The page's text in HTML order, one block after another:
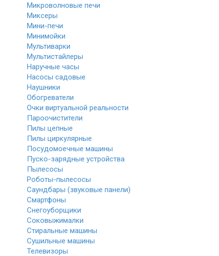
Микроволновые печи
Миксеры
Мини-печи
Минимойки
Мультиварки
Мультистайлеры
Наручные часы
Насосы садовые
Наушники
Обогреватели
Очки виртуальной реальности
Пароочистители
Пилы цепные
Пилы циркулярные
Посудомоечные машины
Пуско-зарядные устройства
Пылесосы
Роботы-пылесосы
Саундбары (звуковые панели)
Смартфоны
Снегоуборщики
Соковыжималки
Стиральные машины
Сушильные машины
Телевизоры